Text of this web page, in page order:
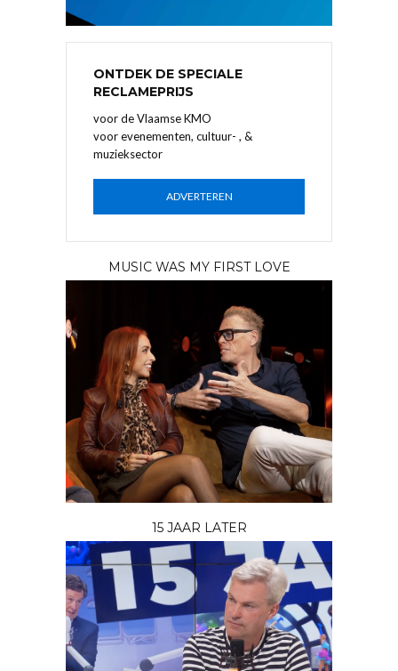
ONTDEK DE SPECIALE
RECLAMEPRIJS
voor de Vlaamse KMO
voor evenementen, cultuur- , &
muzieksector
ADVERTEREN
MUSIC WAS MY FIRST LOVE
15 JAAR LATER